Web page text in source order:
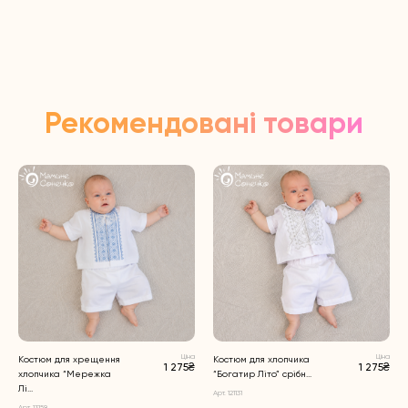
Рекомендовані товари
Костюм для хрещення
хлопчика “Мережка
Лі...
Ціна
1 275₴
Костюм для хлопчика
“Богатир Літо” срібн...
Арт. 121131
Ціна
1 275₴